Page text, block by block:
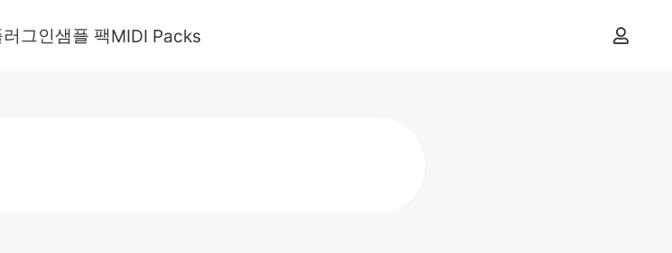
그인샘플 팩MIDI Packs